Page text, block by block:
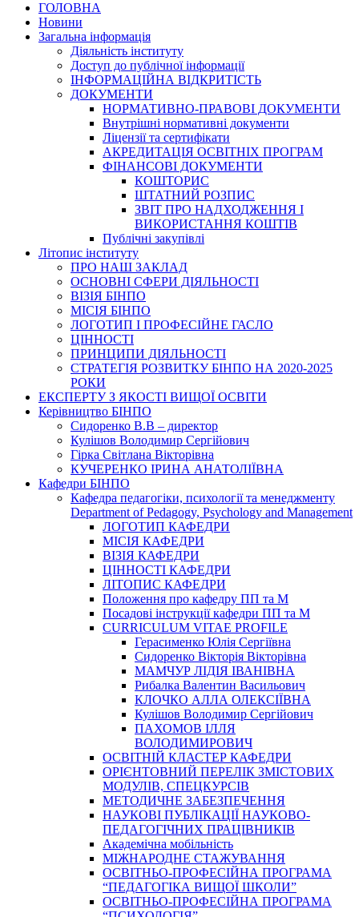
ГОЛОВНА
Новини
Загальна інформація
Діяльність інституту
Доступ до публічної інформації
ІНФОРМАЦІЙНА ВІДКРИТІСТЬ
ДОКУМЕНТИ
НОРМАТИВНО-ПРАВОВІ ДОКУМЕНТИ
Внутрішні нормативні документи
Ліцензії та сертифікати
АКРЕДИТАЦІЯ ОСВІТНІХ ПРОГРАМ
ФІНАНСОВІ ДОКУМЕНТИ
КОШТОРИС
ШТАТНИЙ РОЗПИС
ЗВІТ ПРО НАДХОДЖЕННЯ І
ВИКОРИСТАННЯ КОШТІВ
Публічні закупівлі
Літопис інституту
ПРО НАШ ЗАКЛАД
ОСНОВНІ СФЕРИ ДІЯЛЬНОСТІ
ВІЗІЯ БІНПО
МІСІЯ БІНПО
ЛОГОТИП І ПРОФЕСІЙНЕ ГАСЛО
ЦІННОСТІ
ПРИНЦИПИ ДІЯЛЬНОСТІ
СТРАТЕГІЯ РОЗВИТКУ БІНПО НА 2020-2025
РОКИ
ЕКСПЕРТУ З ЯКОСТІ ВИЩОЇ ОСВІТИ
Керівництво БІНПО
Сидоренко В.В – директор
Кулішов Володимир Сергійович
Гірка Світлана Вікторівна
КУЧЕРЕНКО ІРИНА АНАТОЛІЇВНА
Кафедри БІНПО
Кафедра педагогіки, психології та менеджменту
Department of Pedagogy, Psychology and Management
ЛОГОТИП КАФЕДРИ
МІСІЯ КАФЕДРИ
ВІЗІЯ КАФЕДРИ
ЦІННОСТІ КАФЕДРИ
ЛІТОПИС КАФЕДРИ
Положення про кафедру ПП та М
Посадові інструкції кафедри ПП та М
CURRICULUM VITAE PROFILE
Герасименко Юлія Сергіївна
Сидоренко Вікторія Вікторівна
МАМЧУР ЛІДІЯ ІВАНІВНА
Рибалка Валентин Васильович
КЛОЧКО АЛЛА ОЛЕКСІЇВНА
Кулішов Володимир Сергійович
ПАХОМОВ ІЛЛЯ
ВОЛОДИМИРОВИЧ
ОСВІТНІЙ КЛАСТЕР КАФЕДРИ
ОРІЄНТОВНИЙ ПЕРЕЛІК ЗМІСТОВИХ
МОДУЛІВ, СПЕЦКУРСІВ
МЕТОДИЧНЕ ЗАБЕЗПЕЧЕННЯ
НАУКОВІ ПУБЛІКАЦІЇ НАУКОВО-
ПЕДАГОГІЧНИХ ПРАЦІВНИКІВ
Академічна мобільність
МІЖНАРОДНЕ СТАЖУВАННЯ
ОСВІТНЬО-ПРОФЕСІЙНА ПРОГРАМА
“ПЕДАГОГІКА ВИЩОЇ ШКОЛИ”
ОСВІТНЬО-ПРОФЕСІЙНА ПРОГРАМА